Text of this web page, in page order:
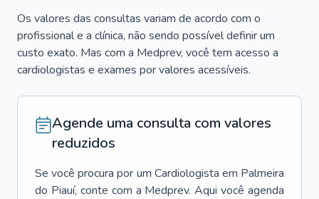
Os valores das consultas variam de acordo com o
profissional e a clínica, não sendo possível definir um
custo exato. Mas com a Medprev, você tem acesso a
cardiologistas e exames por valores acessíveis.
Agende uma consulta com valores
reduzidos
Se você procura por um Cardiologista em Palmeira
do Piauí, conte com a Medprev. Aqui você agenda